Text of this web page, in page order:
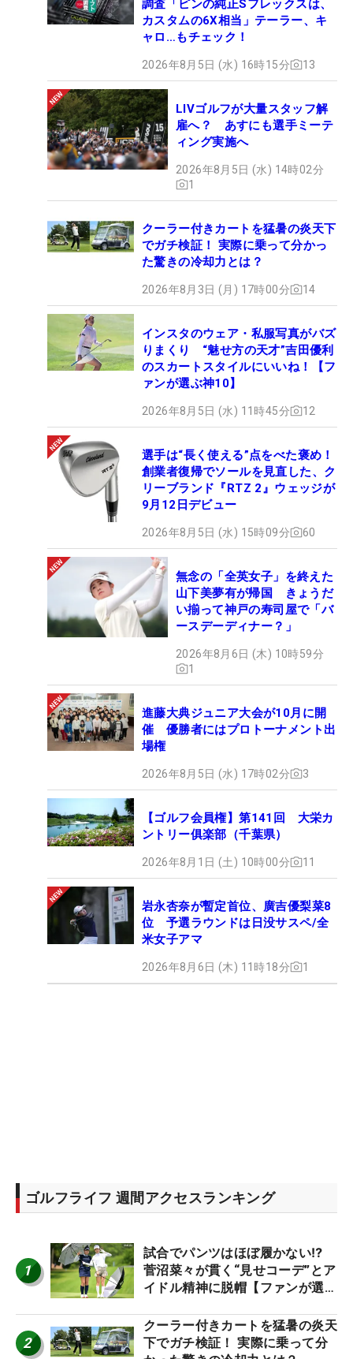
調査「ピンの純正Sフレックスは、
カスタムの6X相当」テーラー、キ
ャロ…もチェック！
2026年8月5日 (水) 16時15分 13
LIVゴルフが大量スタッフ解
雇へ？ あすにも選手ミーテ
ィング実施へ
2026年8月5日 (水) 14時02分
1
クーラー付きカートを猛暑の炎天下
でガチ検証！ 実際に乗って分かっ
た驚きの冷却力とは？
2026年8月3日 (月) 17時00分 14
インスタのウェア・私服写真がバズ
りまくり “魅せ方の天才”吉田優利
のスカートスタイルにいいね！【フ
ァンが選ぶ神10】
2026年8月5日 (水) 11時45分 12
選手は“長く使える”点をべた褒め！
創業者復帰でソールを見直した、ク
リーブランド『RTZ 2』ウェッジが
9月12日デビュー
2026年8月5日 (水) 15時09分 60
無念の「全英女子」を終えた
山下美夢有が帰国 きょうだ
い揃って神戸の寿司屋で「バ
ースデーディナー？」
2026年8月6日 (木) 10時59分
1
進藤大典ジュニア大会が10月に開
催 優勝者にはプロトーナメント出
場権
2026年8月5日 (水) 17時02分 3
【ゴルフ会員権】第141回 大栄カ
ントリー俱楽部（千葉県）
2026年8月1日 (土) 10時00分 11
岩永杏奈が暫定首位、廣吉優梨菜8
位 予選ラウンドは日没サスペ/全
米女子アマ
2026年8月6日 (木) 11時18分 1
ゴルフライフ 週間アクセスランキング
1
試合でパンツはほぼ履かない⁉
菅沼菜々が貫く“見せコーデ”とア
イドル精神に脱帽【ファンが選ぶ
2
クーラー付きカートを猛暑の炎天
下でガチ検証！ 実際に乗って分